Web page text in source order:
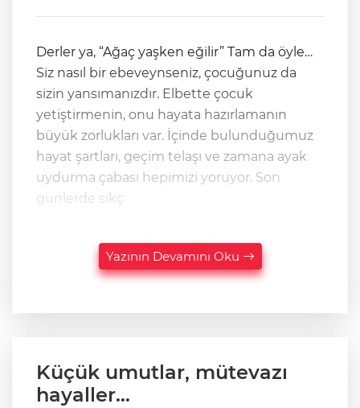
Derler ya, “Ağaç yaşken eğilir” Tam da öyle…
Siz nasıl bir ebeveynseniz, çocuğunuz da
sizin yansımanızdır. Elbette çocuk
yetiştirmenin, onu hayata hazırlamanın
büyük zorlukları var. İçinde bulunduğumuz
hayat şartları, geçim telaşı ve zamana ayak
uydurma çabası hepimizi yoruyor. Son
günlerde sıkç
Yazının Devamını Oku
Küçük umutlar, mütevazı
hayaller…